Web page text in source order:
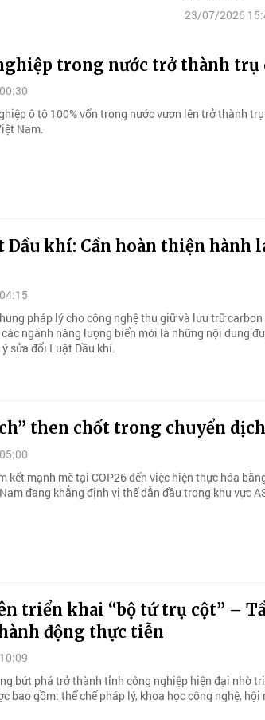
23/07/2026
trong nước trở thành trụ
ô tô 100% vốn trong nước vươn lên trở thành
Nam.
Dầu khí: Cần hoàn thiện hành
pháp lý cho công nghệ thu giữ và lưu trữ
ngành năng lượng biển mới là những nội dung
sửa đổi Luật Dầu khí.
then chốt trong chuyển
kết mạnh mẽ tại COP26 đến việc hiện thực hóa
đang khẳng định vị thế dẫn đầu trong khu vực
triển khai “bộ tứ trụ cột” –
động thực tiễn
bứt phá trở thành tỉnh công nghiệp hiện đại nhờ
bao gồm: thể chế pháp lý, khoa học công nghệ,